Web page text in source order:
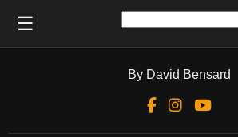
☰
By David Bensard